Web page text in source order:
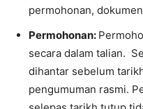
permohonan,
Permohonan:
secara dalam talian.
dihantar sebelum
pengumuman rasmi.